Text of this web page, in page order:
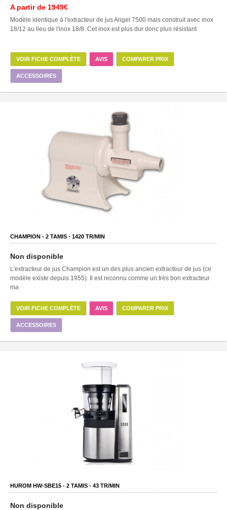
A partir de 1949€
Modèle identique à l'extracteur de jus Angel 7500 mais construit avec inox
18/12 au lieu de l'inox 18/8. Cet inox est plus dur donc plus résistant
VOIR FICHE COMPLÈTE AVIS COMPARER PRIX
ACCESSOIRES
CHAMPION - 2 TAMIS - 1420 TR/MIN
Non disponible
L'extracteur de jus Champion est un des plus ancien extracteur de jus (ce
modèle existe depuis 1955). Il est reconnu comme un très bon extracteur
ma
VOIR FICHE COMPLÈTE AVIS COMPARER PRIX
ACCESSOIRES
HUROM HW-SBE15 - 2 TAMIS - 43 TR/MIN
Non disponible